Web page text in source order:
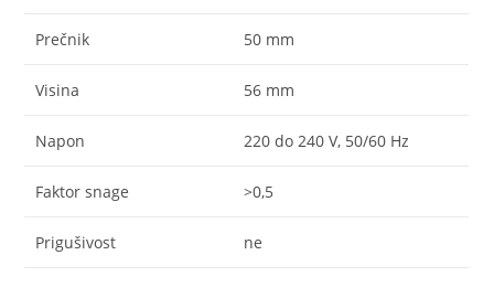
Prečnik 50 mm
Visina 56 mm
Napon 220 do 240 V, 50/60 Hz
Faktor snage >0,5
Prigušivost ne